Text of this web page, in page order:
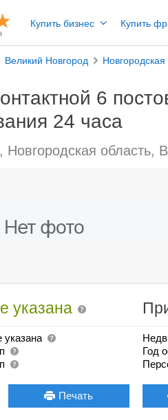
Купить бизнес Купить
Великий Новгород Новгородская
6
24 часа
Новгородская область,
указана
указана
Год
Печать